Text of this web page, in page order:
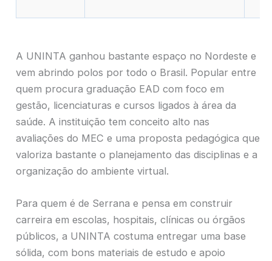
A UNINTA ganhou bastante espaço no Nordeste e
vem abrindo polos por todo o Brasil. Popular entre
quem procura graduação EAD com foco em
gestão, licenciaturas e cursos ligados à área da
saúde. A instituição tem conceito alto nas
avaliações do MEC e uma proposta pedagógica que
valoriza bastante o planejamento das disciplinas e a
organização do ambiente virtual.
Para quem é de Serrana e pensa em construir
carreira em escolas, hospitais, clínicas ou órgãos
públicos, a UNINTA costuma entregar uma base
sólida, com bons materiais de estudo e apoio